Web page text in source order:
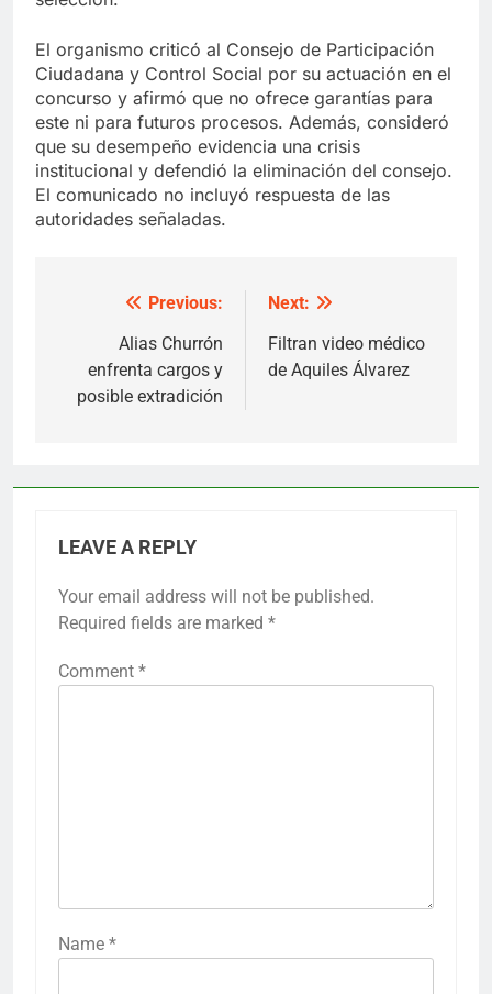
El organismo criticó al Consejo de Participación
Ciudadana y Control Social por su actuación en el
concurso y afirmó que no ofrece garantías para
este ni para futuros procesos. Además, consideró
que su desempeño evidencia una crisis
institucional y defendió la eliminación del consejo.
El comunicado no incluyó respuesta de las
autoridades señaladas.
navigation
Previous:
Alias Churrón
enfrenta cargos y
posible extradición
Next:
Filtran video médico
de Aquiles Álvarez
LEAVE A REPLY
Your email address will not be published.
Required fields are marked *
Comment *
Name *